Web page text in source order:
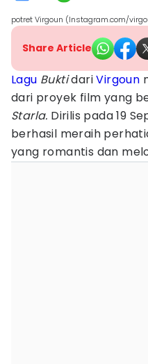
potret Virgoun (Instagram.com/
Share Article
Lagu BuktidariVirgoun
dari proyek film yang
Starla. Dirilis pada 19
berhasil meraih
yang romantis dan